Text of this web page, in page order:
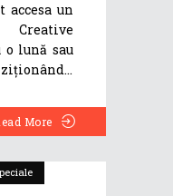
un
Creative
lună sau
More